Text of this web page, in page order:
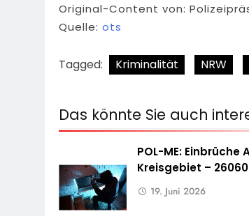
Original-Content von:
Quelle: ots
Tagged: Kriminalität NRW
Das könnte Sie auch
POL-ME: Einbrüche
Kreisgebiet –
19. Juni 2026